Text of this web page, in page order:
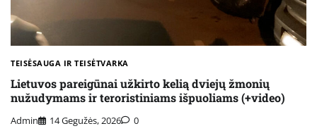
TEISĖSAUGA IR TEISĖTVARKA
Lietuvos pareigūnai užkirto kelią dviejų žmonių
nužudymams ir teroristiniams išpuoliams (+video)
Admin 14 Gegužės, 2026 0